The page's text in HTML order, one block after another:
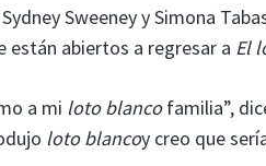
Sweeney y Simona
están abiertos a regresar a El
a mi loto blancofamilia”,
loto blancoy creo que